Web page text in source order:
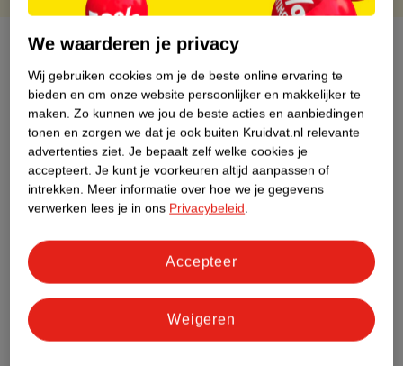
Over dit product
Productinformatie
Nature Impact Score
Dit product heeft (nog) geen Nature
Impact Score.
Meer informatie
Bestel & Bezorginformatie
Bekijk ook
We waarderen je privacy
Wij gebruiken cookies om je de beste online ervaring te
bieden en om onze website persoonlijker en makkelijker te
maken. Zo kunnen we jou de beste acties en aanbiedingen
tonen en zorgen we dat je ook buiten Kruidvat.nl relevante
advertenties ziet. Je bepaalt zelf welke cookies je
accepteert. Je kunt je voorkeuren altijd aanpassen of
intrekken. Meer informatie over hoe we je gegevens
verwerken lees je in ons Privacybeleid.
Weigeren
Accepteer